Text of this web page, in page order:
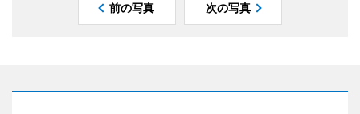
前の写真 次の写真